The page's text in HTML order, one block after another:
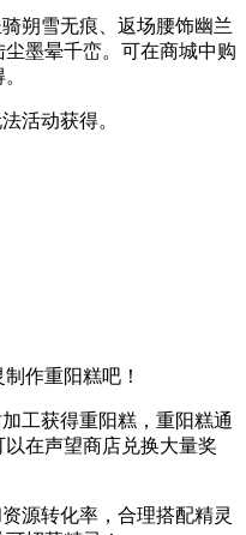
朔雪无痕、返场腰饰幽兰
墨晕千峦。可在商城中购
活动获得。
作重阳糕吧！
工获得重阳糕，重阳糕通
在声望商店兑换大量奖
源转化率，合理搭配精灵